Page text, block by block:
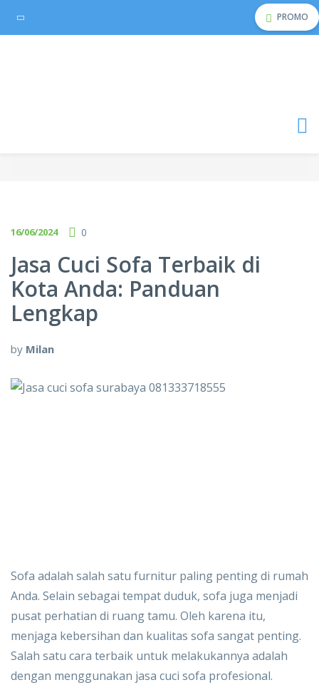
PROMO
16/06/2024 0
Jasa Cuci Sofa Terbaik di
Kota Anda: Panduan
Lengkap
by Milan
Sofa adalah salah satu furnitur paling penting di rumah
Anda. Selain sebagai tempat duduk, sofa juga menjadi
pusat perhatian di ruang tamu. Oleh karena itu,
menjaga kebersihan dan kualitas sofa sangat penting.
Salah satu cara terbaik untuk melakukannya adalah
dengan menggunakan jasa cuci sofa profesional.